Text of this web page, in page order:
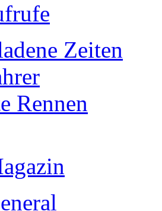
Zeiten
Rennen